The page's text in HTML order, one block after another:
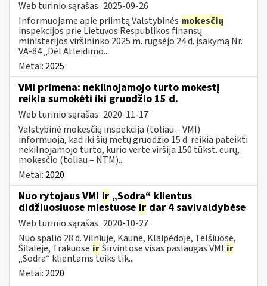
Web turinio sąrašas 2025-09-26
Informuojame apie priimtą Valstybinės mokesčių
inspekcijos prie Lietuvos Respublikos finansų
ministerijos viršininko 2025 m. rugsėjo 24 d. įsakymą Nr.
VA-84 „Dėl Atleidimo...
Metai: 2025
VMI primena: nekilnojamojo turto mokestį
reikia sumokėti iki gruodžio 15 d.
Web turinio sąrašas 2020-11-17
Valstybinė mokesčių inspekcija (toliau – VMI)
informuoja, kad iki šių metų gruodžio 15 d. reikia pateikti
nekilnojamojo turto, kurio vertė viršija 150 tūkst. eurų,
mokesčio (toliau – NTM)...
Metai: 2020
Nuo rytojaus VMI ir „Sodra“ klientus
didžiuosiuose miestuose ir dar 4 savivaldybėse
Web turinio sąrašas 2020-10-27
Nuo spalio 28 d. Vilniuje, Kaune, Klaipėdoje, Telšiuose,
Šilalėje, Trakuose irŠirvintose visas paslaugas VMI ir
„Sodra“ klientams teiks tik...
Metai: 2020